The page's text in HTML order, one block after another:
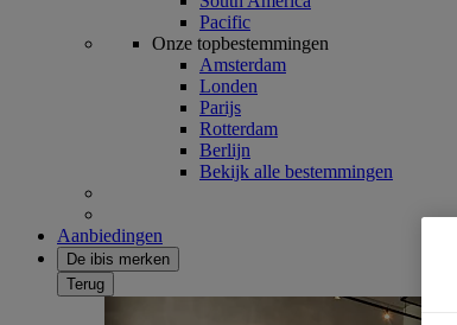
Pacific
Onze topbestemmingen
Amsterdam
Londen
Parijs
Rotterdam
Berlijn
Bekijk alle bestemmingen
Aanbiedingen
De ibis merken
Terug